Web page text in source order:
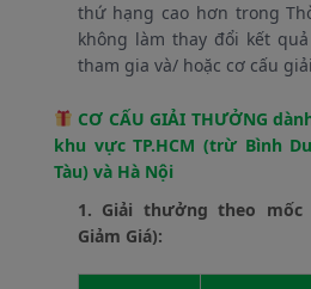
thứ hạng cao hơn trong
không làm thay đổi kết
tham gia và/ hoặc cơ cấu
CƠ CẤU GIẢI THƯỞNG
khu vực TP.HCM (trừ Bình
Tàu) và Hà Nội
1. Giải thưởng theo mốc
Giảm Giá):